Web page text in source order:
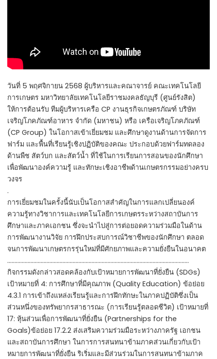
วันที่ 5 พฤศจิกายน 2568 ผู้บริหารและคณาจารย์ คณะเทคโนโลยี
การเกษตร มหาวิทยาลัยเทคโนโลยีราชมงคลธัญบุรี (ศูนย์รังสิต)
ให้การต้อนรับ ทีมผู้บริหารเครือ CP งานธุรกิจเกษตรภัณฑ์ บริษัท
เจริญโภคภัณฑ์อาหาร จำกัด (มหาชน) หรือ เครือเจริญโภคภัณฑ์
(CP Group) ในโอกาสเข้าเยี่ยมชม และศึกษาดูงานด้านการจัดการ
ฟาร์ม และพื้นที่เรียนรู้เชิงปฏิบัติของคณะ ประกอบด้วยฟาร์มทดลอง
ด้านพืช สัตว์บก และสัตว์น้ำ ที่ใช้ในการเรียนการสอนของนักศึกษา
เพื่อพัฒนาองค์ความรู้ และทักษะเชิงอาชีพด้านเกษตรกรรมอย่างครบ
วงจร
.
การเยี่ยมชมในครั้งนี้นับเป็นโอกาสสำคัญในการแลกเปลี่ยนองค์
ความรู้ทางวิชาการและเทคโนโลยีการเกษตรระหว่างสถาบันการ
ศึกษาและภาคเอกชน ซึ่งจะนำไปสู่การต่อยอดความร่วมมือในด้าน
การพัฒนางานวิจัย การฝึกประสบการณ์วิชาชีพของนักศึกษา ตลอด
จนการพัฒนาเกษตรกรรุ่นใหม่ที่มีศักยภาพและความยั่งยืนในอนาคต
……………………………………………………………………………………………………………..
กิจกรรมดังกล่าวสอดคล้องกับเป้าหมายการพัฒนาที่ยั่งยืน (SDGs)
เป้าหมายที่ 4: การศึกษาที่มีคุณภาพ (Quality Education) ข้อย่อย
4.3.1 การเข้าถึงแหล่งเรียนรู้และการฝึกทักษะในภาคปฏิบัติซึ่งเป็น
ส่วนหนึ่งของทรัพยากรสาธารณะ (การเรียนรู้ตลอดชีวิต) เป้าหมายที่
17: หุ้นส่วนเพื่อการพัฒนาที่ยั่งยืน (Partnerships for the
Goals)ข้อย่อย 17.2.2 ส่งเสริมความร่วมมือระหว่างภาครัฐ เอกชน
และสถาบันการศึกษา ในการการสนทนาข้ามภาคส่วนเกี่ยวกับเป้า
หมายการพัฒนาที่ยั่งยืน ริเริ่มและมีส่วนร่วมในการสนทนาข้ามภาค